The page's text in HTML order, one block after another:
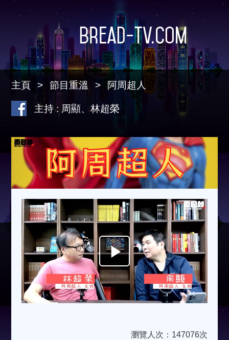
Bread-TV.com
主頁 節目重溫 阿周超人
主持 : 周顯、林超榮
Play
Video
瀏覽人次：147076次